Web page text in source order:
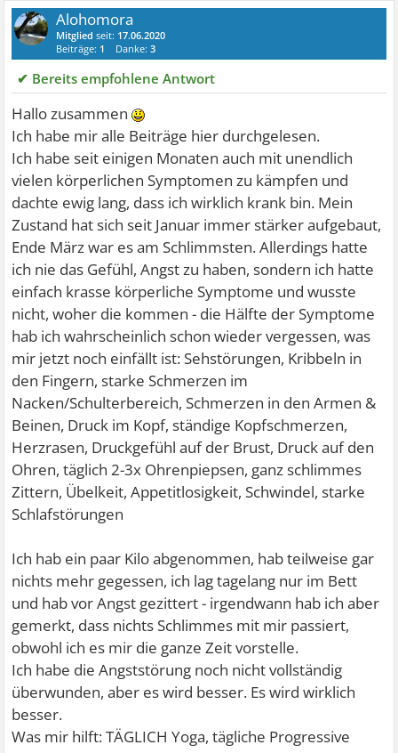
Alohomora
Mitglied seit: 17.06.2020
Beiträge: 1 Danke:3
✔ Bereits empfohlene Antwort
Hallo zusammen
Ich habe mir alle Beiträge hier durchgelesen.
Ich habe seit einigen Monaten auch mit unendlich
vielen körperlichen Symptomen zu kämpfen und
dachte ewig lang, dass ich wirklich krank bin. Mein
Zustand hat sich seit Januar immer stärker aufgebaut,
Ende März war es am Schlimmsten. Allerdings hatte
ich nie das Gefühl, Angst zu haben, sondern ich hatte
einfach krasse körperliche Symptome und wusste
nicht, woher die kommen - die Hälfte der Symptome
hab ich wahrscheinlich schon wieder vergessen, was
mir jetzt noch einfällt ist: Sehstörungen, Kribbeln in
den Fingern, starke Schmerzen im
Nacken/Schulterbereich, Schmerzen in den Armen &
Beinen, Druck im Kopf, ständige Kopfschmerzen,
Herzrasen, Druckgefühl auf der Brust, Druck auf den
Ohren, täglich 2-3x Ohrenpiepsen, ganz schlimmes
Zittern, Übelkeit, Appetitlosigkeit, Schwindel, starke
Schlafstörungen
Ich hab ein paar Kilo abgenommen, hab teilweise gar
nichts mehr gegessen, ich lag tagelang nur im Bett
und hab vor Angst gezittert - irgendwann hab ich aber
gemerkt, dass nichts Schlimmes mit mir passiert,
obwohl ich es mir die ganze Zeit vorstelle.
Ich habe die Angststörung noch nicht vollständig
überwunden, aber es wird besser. Es wird wirklich
besser.
Was mir hilft: TÄGLICH Yoga, tägliche Progressive